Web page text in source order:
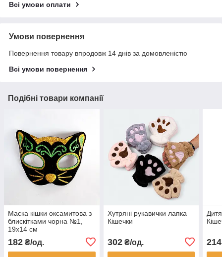
Всі умови оплати
Умови повернення
Повернення товару впродовж 14 днів за домовленістю
Всі умови повернення
Подібні товари компанії
Маска кішки оксамитова з
блискітками чорна №1,
19х14 см
182 ₴/од.
Хутряні рукавички лапка
Кішечки
302₴/од. 214